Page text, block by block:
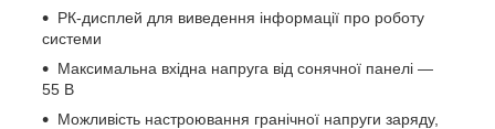
РК-дисплей для виведення інформації про роботу
системи
Максимальна вхідна напруга від сонячної панелі —
55 В
Можливість настроювання гранічної напруги заряду,